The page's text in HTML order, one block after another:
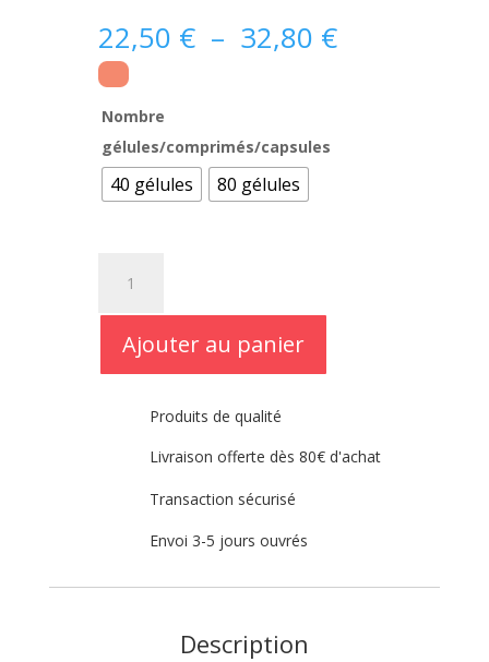
22,50 € – 32,80 €Plage
de
Nombre
gélules/comprimés/capsules
40 gélules 80 gélules
Ail
Ajouter au panier
Produits de qualité
Livraison offerte dès 80€ d'achat
Transaction sécurisé
Envoi 3-5 jours ouvrés
Description